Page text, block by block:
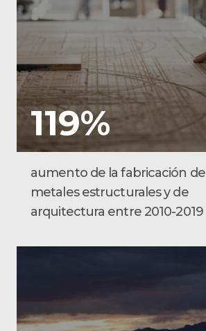
119%
aumento de la fabricación de
metales estructurales y de
arquitectura entre 2010-2019